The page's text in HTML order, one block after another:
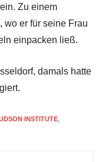
Zu einem
wo er für seine Frau
einpacken ließ.
damals hatte
INSTITUTE